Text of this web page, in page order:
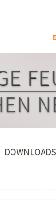
DOWNLOADS